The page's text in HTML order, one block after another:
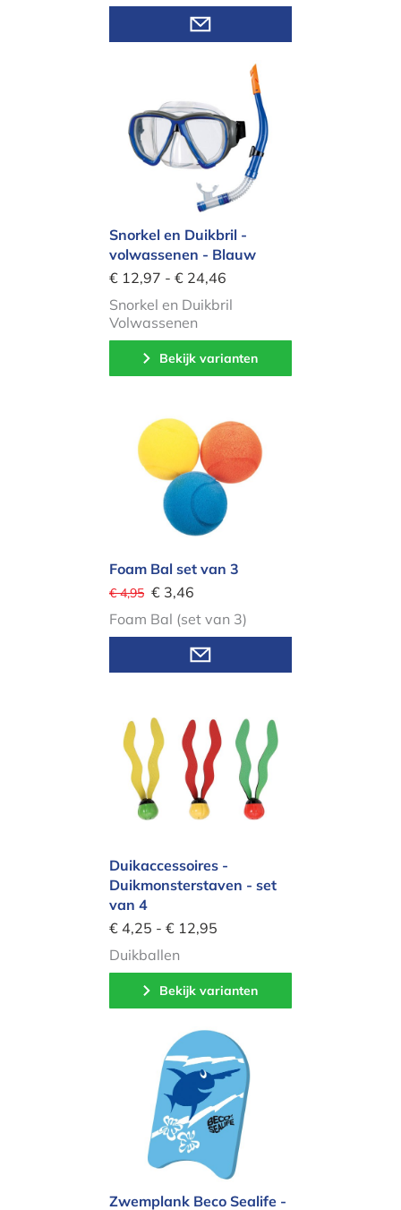
Bekijk varianten
Snorkel en Duikbril - volwassenen -
Snorkel en Duikbril -
volwassenen - Blauw
€ 12,97 - € 24,46
Snorkel en Duikbril
Volwassenen
Bekijk varianten
Foam Bal set van 3
€ 4,95 € 3,46
Foam Bal (set van 3)
Duikaccessoires -
Duikmonsterstaven - set
van 4
€ 4,25 - € 12,95
Duikballen
Bekijk varianten
Zwemplank Beco Sealife - Blauw
Zwemplank Beco Sealife -